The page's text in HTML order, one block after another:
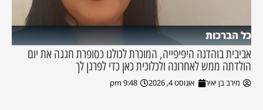
כל הברכות
אביבית בוהדנה היפיפייה, המוכרת לכולנו כסופרת חגגה את יום
הולדתה ממש לאחרונה ולכלוכית כאן כדי לפרגן לך
מירב בן יאיר אוגוסט 4, 2026 9:48 pm